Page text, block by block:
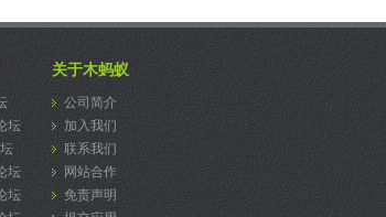
解锁最终的光剑！
坛
坛
坛
关于木蚂蚁
公司简介
加入我们
联系我们
网站合作
免责声明